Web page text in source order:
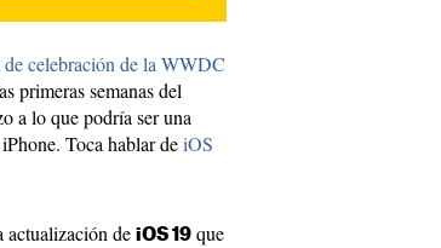
de celebración de la WWDC
primeras semanas del
a lo que podría ser una
Toca hablar deiOS
actualización de iOS 19 que